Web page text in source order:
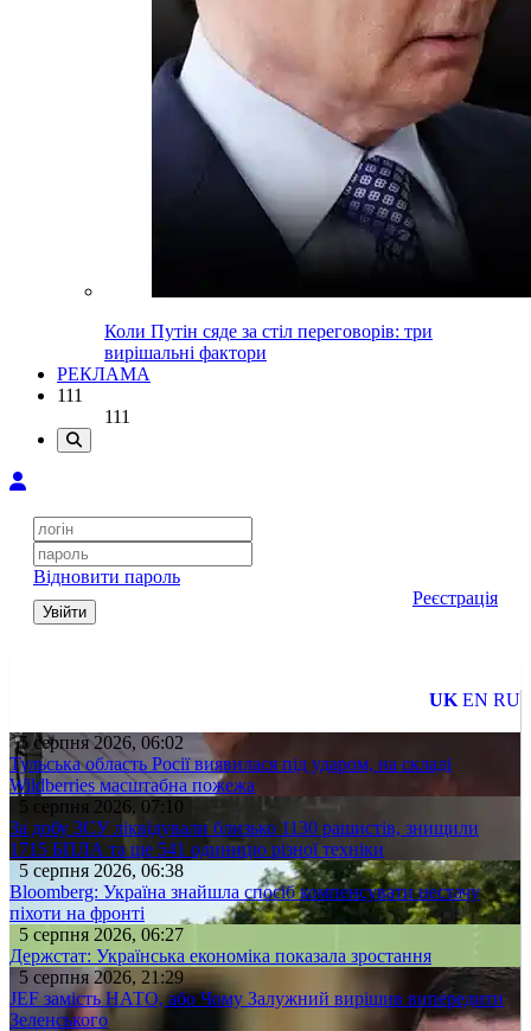
Коли Путін сяде за стіл переговорів: три
вирішальні фактори
РЕКЛАМА
111
111
Відновити пароль
Увійти
Реєстрація
UK EN RU
5 серпня 2026, 06:02
Тульська область Росії виявилася під ударом, на складі
Wildberries масштабна пожежа
5 серпня 2026, 07:10
За добу ЗСУ ліквідували близько 1130 рашистів, знищили
1715 БПЛА та ще 541 одиницю різної техніки
5 серпня 2026, 06:38
Bloomberg: Україна знайшла спосіб компенсувати нестачу
піхоти на фронті
5 серпня 2026, 06:27
Держстат: Українська економіка показала зростання
5 серпня 2026, 21:29
JEF замість НАТО, або Чому Залужний вирішив випередити
Зеленського